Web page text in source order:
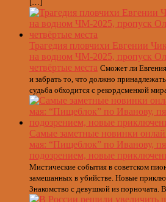
[…]
Трагедия пловчихи Евгении
на водном ЧМ-2025, пропуск
четвёртые места Сможет ли
и забрать то, что должно
судьба обходится с рекордсменкой
Самые заметные новинки
мая: “Пищеблок” по Иванову,
подозрением, новые
Мистические события в советском
замешанных в убийстве. Новые
Знакомство с девушкой из